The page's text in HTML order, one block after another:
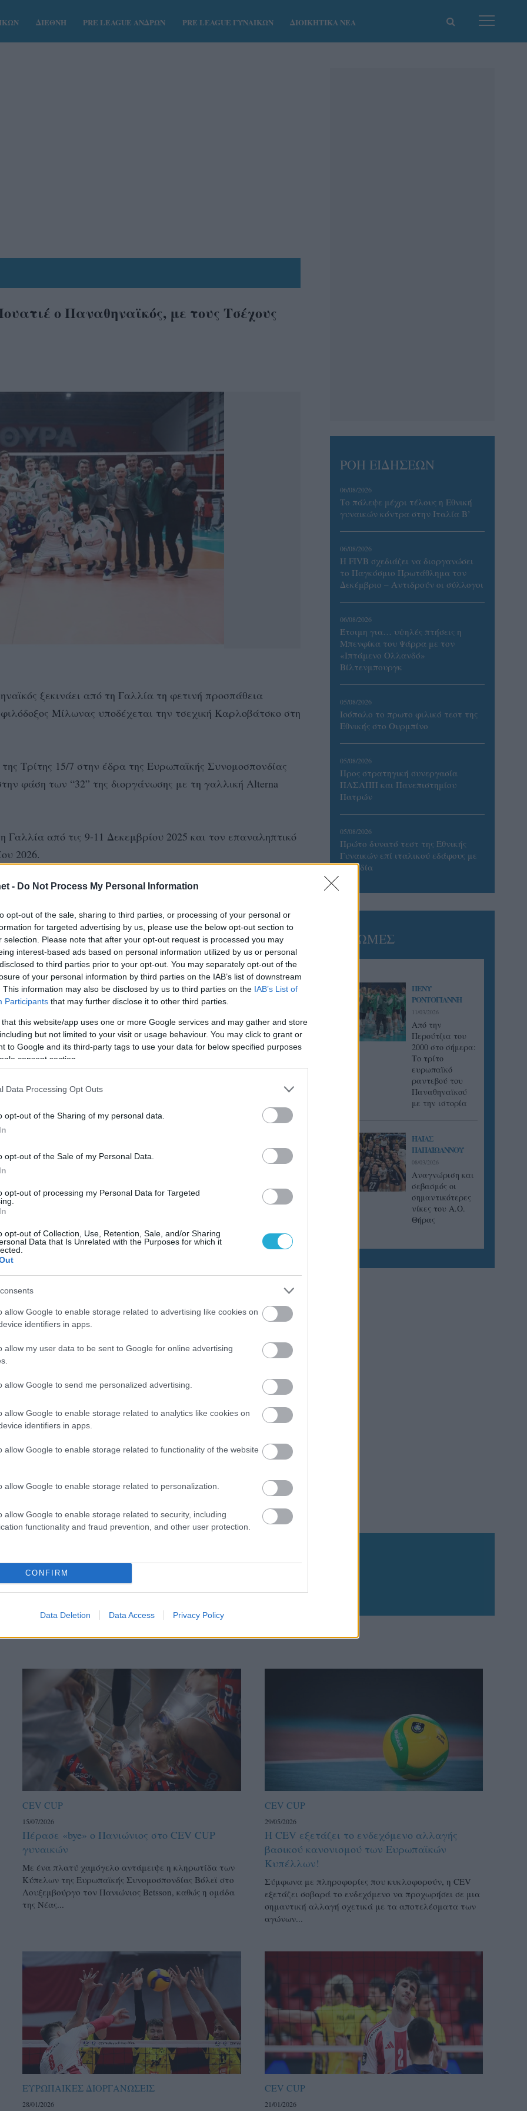
- Do Not Process My Personal Information
opt-out of the sale, sharing to third parties, or processing of your personal or
for targeted advertising by us, please use the below opt-out section to
selection. Please note that after your opt-out request is processed you may
interest-based ads based on personal information utilized by us or personal
to third parties prior to your opt-out. You may separately opt-out of the
of your personal information by third parties on the IAB’s list of downstream
This information may also be disclosed by us to third parties on the IAB’s List of
Participants that may further disclose it to other third parties.
that this website/app uses one or more Google services and may gather and store
but not limited to your visit or usage behaviour. You may click to grant or
to Google and its third-party tags to use your data for below specified purposes
consent section.
Data Processing Opt Outs
opt-out of the Sharing of my personal data.
opt-out of the Sale of my Personal Data.
opt-out of processing my Personal Data for Targeted
opt-out of Collection, Use, Retention, Sale, and/or Sharing
Data that Is Unrelated with the Purposes for which it
allow Google to enable storage related to advertising like cookies on
identifiers in apps.
allow my user data to be sent to Google for online advertising
allow Google to send me personalized advertising.
allow Google to enable storage related to analytics like cookies on
identifiers in apps.
allow Google to enable storage related to functionality of the website
allow Google to enable storage related to personalization.
allow Google to enable storage related to security, including
functionality and fraud prevention, and other user protection.
CONFIRM
Data Deletion Data Access Privacy Policy
ΔΙΕΘΝΗ PRE LEAGUE ΑΝΔΡΩΝ PRE LEAGUE ΓΥΝΑΙΚΩΝ ΔΙΟΙΚΗΤΙΚΑ ΝΕΑ
ο Παναθηναϊκός, με τους Τσέχους
ξεκινάει από τη Γαλλία τη φετινή προσπάθεια
Μίλωνας υποδέχεται την τσεχική Καρλοβάτσκο στη
Τρίτης 15/7 στην έδρα της Ευρωπαϊκής Συνομοσπονδίας
φάση των “32” της διοργάνωσης με τη γαλλική Alterna
Γαλλία από τις 9-11 Δεκεμβρίου 2025 και τον επαναληπτικό
2026.
αναμετρήσεις του με την Καρλοβάρσκο Τσεχίας,
Πέρσης” της Νέα Σμύρνης, ενώ θα ακολουθήσει η
ΡΟΗ ΕΙΔΗΣΕΩΝ
06/08/2026
Το πάλεψε μέχρι τέλους η Εθνική
γυναικών κόντρα στην Ιταλία Β’
06/08/2026
Η FIVB σχεδιάζει να διοργανώσει
το Παγκόσμιο Πρωτάθλημα τον
Δεκέμβριο – Αντιδρούν οι σύλλογοι
06/08/2026
Έτοιμη για… υψηλές πτήσεις η
Μπενφίκα του Ψάρρα με τον
«Ιπτάμενο Ολλανδό»
Βίλτενμπουργκ
05/08/2026
Ισόπαλο το πρωτο φιλικό τεστ της
Εθνικής στο Ουρμπίνο
05/08/2026
Προς στρατηγική συνεργασία
ΠΑΣΑΠΠ και Πανεπιστημίου
Πατρών
05/08/2026
Πρώτο δυνατό τεστ της Εθνικής
Γυναικών επί ιταλικού εδάφους με
Σουηδία
ΓΝΩΜΕΣ
ΠΕΝΥ
ΡΟΝΤΟΓΙΑΝΝΗ
11/03/2026
Από την
Περούτζια του
2000 στο σήμερα:
Tο τρίτο
ευρωπαϊκό
ραντεβού του
Παναθηναϊκού
με την ιστορία
ΗΛΙΑΣ
ΠΑΠΑΪΩΑΝΝΟΥ
08/03/2026
Αναγνώριση και
σεβασμός οι
σημαντικότερες
νίκες του Α.Ο.
Θήρας
μας
CEV CUP
15/07/2026
Πέρασε «bye» ο Πανιώνιος στο CEV CUP
γυναικών
Με ένα πλατύ χαμόγελο αντάμειψε η κληρωτίδα των
Κύπελων της Ευρωπαϊκής Συνομοσπονδίας Βόλεϊ στο
Λουξεμβούργο τον Πανιώνιος Betsson, καθώς η ομάδα
της Νέας...
CEV CUP
29/05/2026
Η CEV εξετάζει το ενδεχόμενο αλλαγής
βασικού κανονισμού των Ευρωπαϊκών
Κυπέλλων!
Σύμφωνα με πληροφορίες που κυκλοφορούν, η CEV
εξετάζει σοβαρά το ενδεχόμενο να προχωρήσει σε μια
σημαντική αλλαγή σχετικά με τα αποτελέσματα των
αγώνων...
ΕΥΡΩΠΑΙΚΕΣ ΔΙΟΡΓΑΝΩΣΕΙΣ
28/01/2026
CEV CUP
21/01/2026